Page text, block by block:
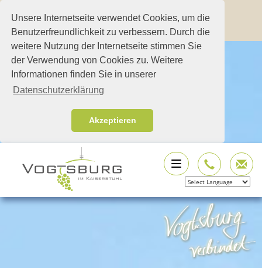
Unsere Internetseite verwendet Cookies, um die
Benutzerfreundlichkeit zu verbessern. Durch die
weitere Nutzung der Internetseite stimmen Sie
der Verwendung von Cookies zu. Weitere
Informationen finden Sie in unserer
Datenschutzerklärung
Akzeptieren